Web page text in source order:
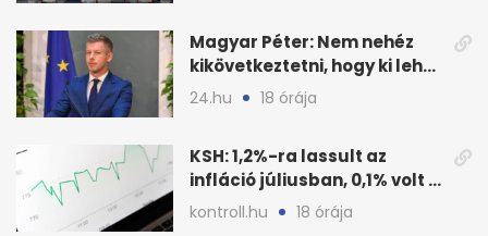
Magyar Péter: Nem nehéz
kikövetkeztetni, hogy ki lehet
a három jelölt
24.hu 18 órája
KSH: 1,2%-ra lassult az
infláció júliusban, 0,1% volt a
havi áresés
kontroll.hu 18 órája